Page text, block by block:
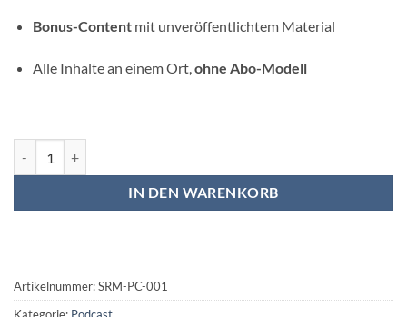
Bonus-Contentmit unveröffentlichtem Material
Alle Inhalte an einem Ort, ohne Abo-Modell
IN DEN WARENKORB
Artikelnummer:SRM-PC-001